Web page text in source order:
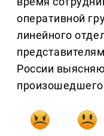
оперативной
линейного
России